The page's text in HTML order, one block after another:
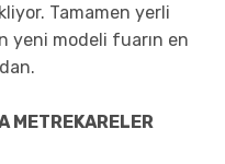
Tamamen yerli
yeni modeli fuarın en
METREKARELER